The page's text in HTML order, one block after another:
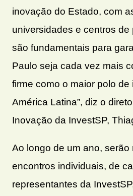
inovação do Estado, com
universidades e centros
são fundamentais para
Paulo seja cada vez mais
firme como o maior polo
América Latina”, diz o
Inovação da InvestSP,
Ao longo de um ano, serão
encontros individuais, de
representantes da